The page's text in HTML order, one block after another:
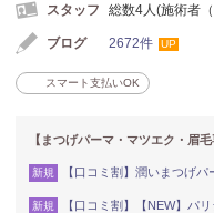
スタッフ
総数4人(施術者
ブログ 2672件 UP
スマート支払いOK
【まつげパーマ・マツエク・眉
新規 【口コミ割】潤いまつげ
新規 【口コミ割】【NEW】パ